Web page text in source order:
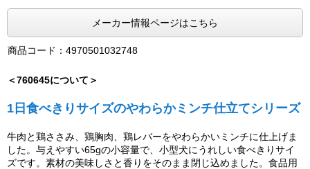
メーカー情報ページはこちら
商品コード：4970501032748
＜760645について＞
1日食べきりサイズのやわらかミンチ仕立てシリーズ
牛肉と鶏ささみ、鶏胸肉、鶏レバーをやわらかいミンチに仕上げま
した。与えやすい65gの小容量で、小型犬にうれしい食べきりサイ
ズです。素材の美味しさと香りをそのまま閉じ込めました。食品用